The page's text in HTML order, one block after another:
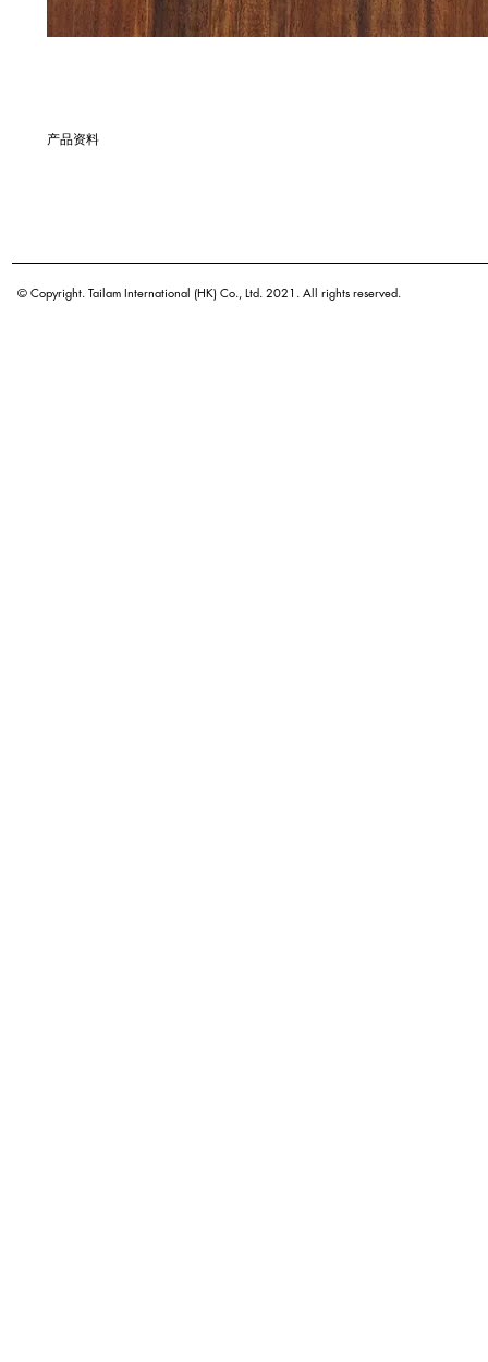
产品资料
原产地
© Copyright. Tailam International (HK) Co., Ltd. 2021. All rights reserved.